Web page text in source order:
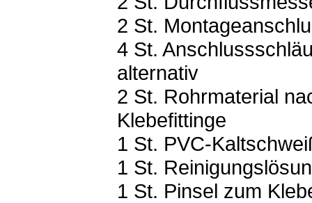
2 St.
4 St.
alternativ
2 St. Rohrmaterial
Klebefittinge
1 St. PVC-
1 St.
1 St. Pinsel zum